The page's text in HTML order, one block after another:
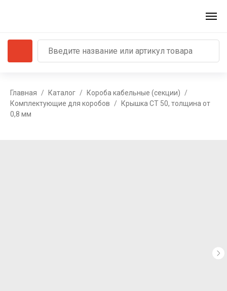
Главная Каталог
Короба кабельные (секции)
Комплектующие для коробов
Крышка СТ 50, толщина от
0,8 мм